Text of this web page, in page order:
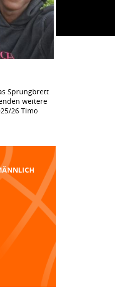
Sprungbrett
weitere
26 Timo